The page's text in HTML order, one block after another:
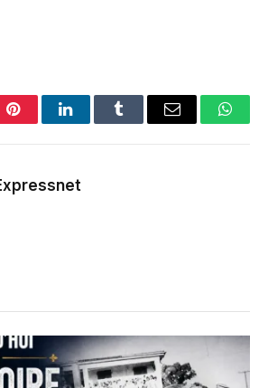
PinterestLinkedInTumblr Email